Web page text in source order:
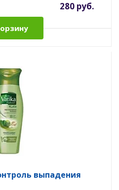
280 руб.
выпадения